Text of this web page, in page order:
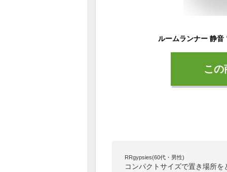
こ
RRgypsies(60代・男性)
コンパクトサイズで置き場所